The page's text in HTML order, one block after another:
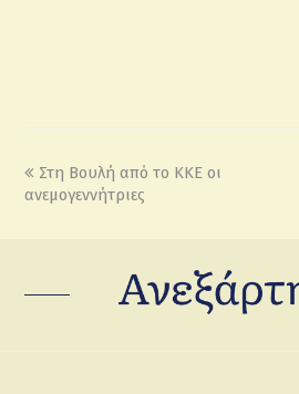
Στη Βουλή από το ΚΚΕ οι
ανεμογεννήτριες